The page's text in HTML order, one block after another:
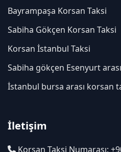
Bayrampaşa Korsan Taksi
Sabiha Gökçen Korsan Taksi
Korsan İstanbul Taksi
Sabiha gökçen Esenyurt
İstanbul bursa arası korsan
İletişim
Korsan Taksi Numarası: